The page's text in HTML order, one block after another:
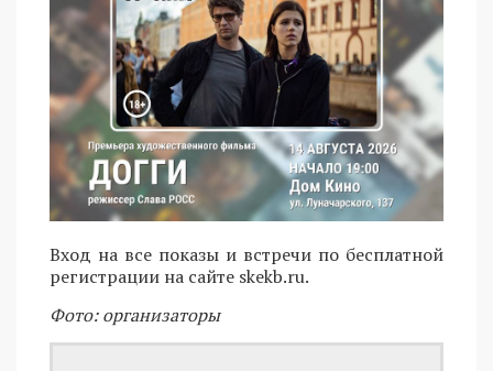
Вход на все показы и встречи по бесплатной
регистрации на сайте skekb.ru.
Фото: организаторы